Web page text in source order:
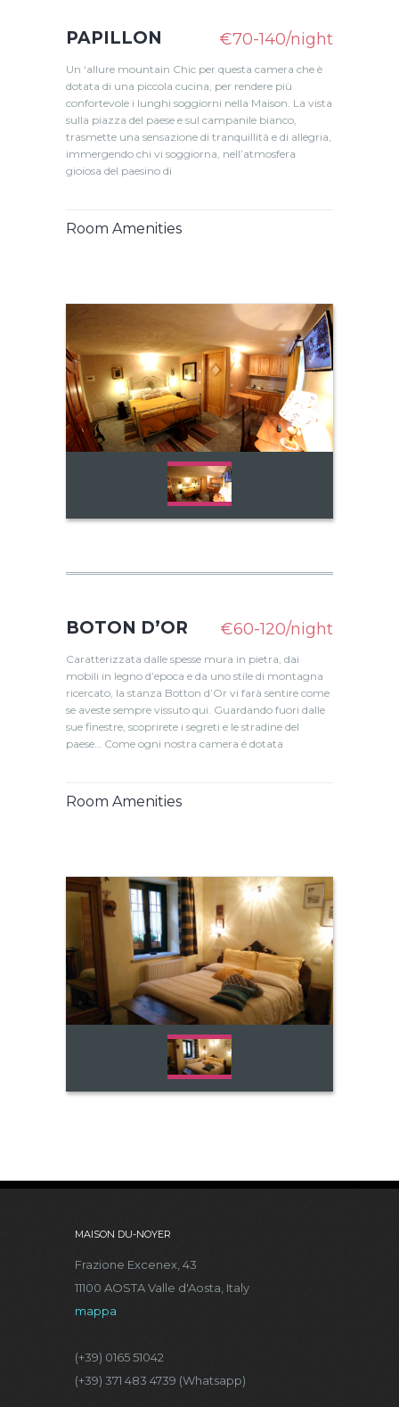
PAPILLON €70-140/night
Un ‘allure mountain Chic per questa camera che è
dotata di una piccola cucina, per rendere più
confortevole i lunghi soggiorni nella Maison. La vista
sulla piazza del paese e sul campanile bianco,
trasmette una sensazione di tranquillità e di allegria,
immergendo chi vi soggiorna, nell’atmosfera
gioiosa del paesino di
Room Amenities
BOTON D’OR €60-120/night
Caratterizzata dalle spesse mura in pietra, dai
mobili in legno d’epoca e da uno stile di montagna
ricercato, la stanza Botton d’Or vi farà sentire come
se aveste sempre vissuto qui. Guardando fuori dalle
sue finestre, scoprirete i segreti e le stradine del
paese… Come ogni nostra camera é dotata
Room Amenities
MAISON DU-NOYER
Frazione Excenex, 43
11100 AOSTA Valle d'Aosta, Italy
mappa
(+39) 0165 51042
(+39) 371 483 4739 (Whatsapp)